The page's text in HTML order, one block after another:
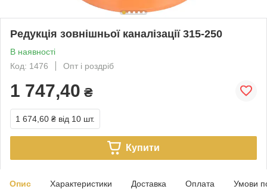
Редукція зовнішньої каналізації 315-250
В наявності
Код: 1476
Опт і роздріб
1 747,40 ₴
1 674,60 ₴ від 10 шт.
Купити
Опис Характеристики Доставка Оплата Умови